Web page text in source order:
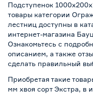
Подступенок
товары категории
лестниц доступны в
интернет-магазина
Ознакомьтесь с
описанием, а также
сделать правильный
Приобретая такие
мм хвоя сорт Экстра, в